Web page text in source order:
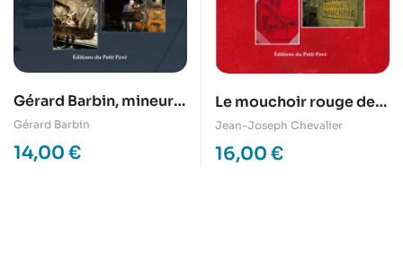
Gérard Barbin, mineur
aux ardoisières de la
Pouéze
Gérard Barbin
14,00 €
Le mouchoir rouge de
Cholet
Jean-Joseph Chevalier
16,00 €